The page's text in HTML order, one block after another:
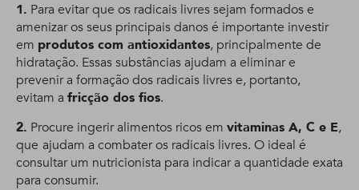
1. Para evitar que os radicais livres sejam formados e
amenizar os seus principais danos é importante investir
em produtos com antioxidantes, principalmente de
hidratação. Essas substâncias ajudam a eliminar e
prevenir a formação dos radicais livres e, portanto,
evitam a fricção dos fios.
2. Procure ingerir alimentos ricos em vitaminas A, C e E,
que ajudam a combater os radicais livres. O ideal é
consultar um nutricionista para indicar a quantidade exata
para consumir.